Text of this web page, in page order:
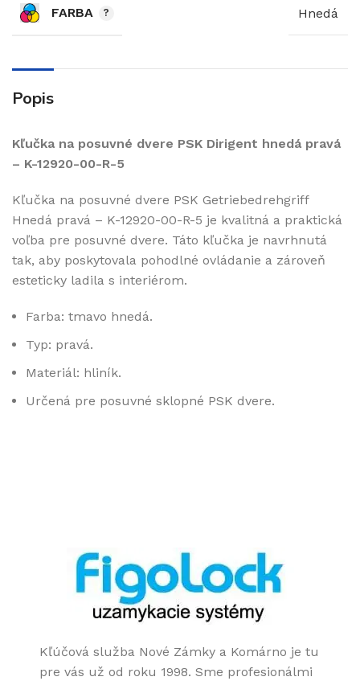
FARBA Hnedá
Popis
Kľučka na posuvné dvere PSK Dirigent hnedá pravá
– K-12920-00-R-5
Kľučka na posuvné dvere PSK Getriebedrehgriff
Hnedá pravá – K-12920-00-R-5 je kvalitná a praktická
voľba pre posuvné dvere. Táto kľučka je navrhnutá
tak, aby poskytovala pohodlné ovládanie a zároveň
esteticky ladila s interiérom.
Farba: tmavo hnedá.
Typ: pravá.
Materiál: hliník.
Určená pre posuvné sklopné PSK dvere.
Kľúčová služba Nové Zámky a Komárno je tu
pre vás už od roku 1998. Sme profesionálmi